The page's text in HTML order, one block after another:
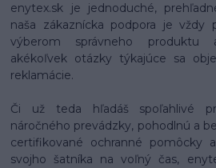
enytex.sk je jednoduché,
naša zákaznícka podpora je
výberom správneho produktu
akékoľvek otázky týkajúce sa
reklamácie.
Či už teda hľadáš spoľahlivé
náročného prevádzky, pohodlnú a
certifikované ochranné pomôcky
svojho šatníka na voľný čas,